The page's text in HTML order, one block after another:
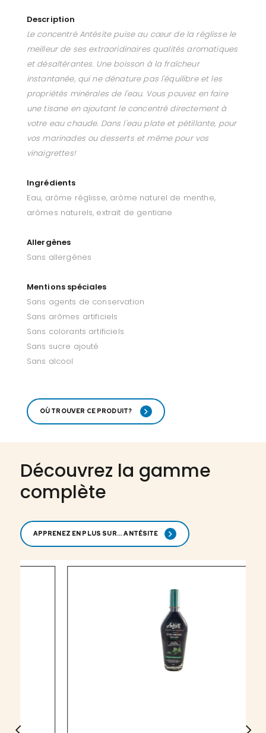
Description
Le concentré Antésite puise au cœur de la réglisse le
meilleur de ses extraoridinaires qualités aromatiques
et désaltérantes. Une boisson à la fraîcheur
instantanée, qui ne dénature pas l'équilibre et les
propriétés minérales de l'eau. Vous pouvez en faire
une tisane en ajoutant le concentré directement à
votre eau chaude. Dans l'eau plate et pétillante, pour
vos marinades ou desserts et même pour vos
vinaigrettes!
Ingrédients
Eau, arôme réglisse, arôme naturel de menthe,
arômes naturels, extrait de gentiane
Allergènes
Sans allergènes
Mentions spéciales
Sans agents de conservation
Sans arômes artificiels
Sans colorants artificiels
Sans sucre ajouté
Sans alcool
OÙ TROUVER CE PRODUIT?
Découvrez la gamme
complète
APPRENEZ EN PLUS SUR... ANTÉSITE